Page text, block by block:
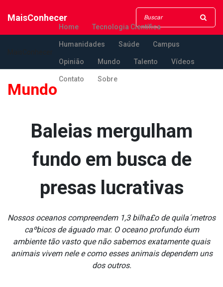
MaisConhecer
Home Tecnologia Científica
Humanidades Saúde Campus
Opinião Mundo Talento Vídeos
Contato Sobre
Mundo
Baleias mergulham
fundo em busca de
presas lucrativas
Nossos oceanos compreendem 1,3 bilha£o de quila´metros
caºbicos de águado mar. O oceano profundo éum
ambiente tão vasto que não sabemos exatamente quais
animais vivem nele e como esses animais dependem uns
dos outros.